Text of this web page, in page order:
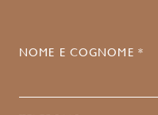
NOME E COGNOME *